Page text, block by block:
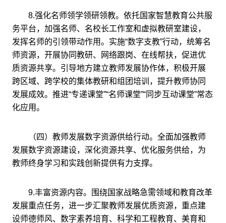
8.强化名师领学领研领教。依托国家智慧教育公共服
务平台，加强名师、名校长工作室和虚拟教研室建设，
发挥名师的引领带动作用。实施“数字支教”行动，统筹名
师资源，开展协同教研、网络跟岗、在线帮扶，促进优
质资源共享。引导地方建立教师发展协作体，积极开展
跨区域、跨学校的集体教研和组团培训，提升教师协同
发展成效。推进“专递课堂”“名师课堂”“同步互动课堂”常态
化应用。
（四）教师发展数字资源供给行动。全面加强教师
发展数字资源建设，深化资源共享、优化服务供给，为
教师终身学习和实践创新提供有力支撑。
9.丰富资源内容。围绕国家战略急需领域和教育改革
发展重点任务，进一步汇聚教师发展优质资源，重点建
设师德师风、数字素养培育、科学和工程教育、美育和